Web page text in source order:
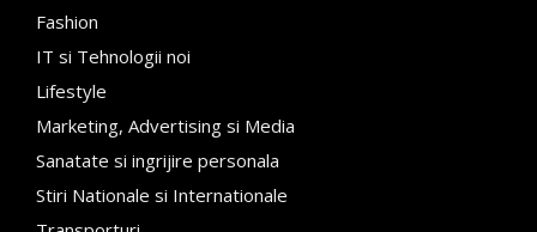
Fashion
IT si Tehnologii noi
Lifestyle
Marketing, Advertising si Media
Sanatate si ingrijire personala
Stiri Nationale si Internationale